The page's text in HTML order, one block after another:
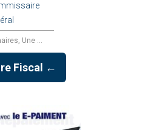
Une ...
Fiscal ←